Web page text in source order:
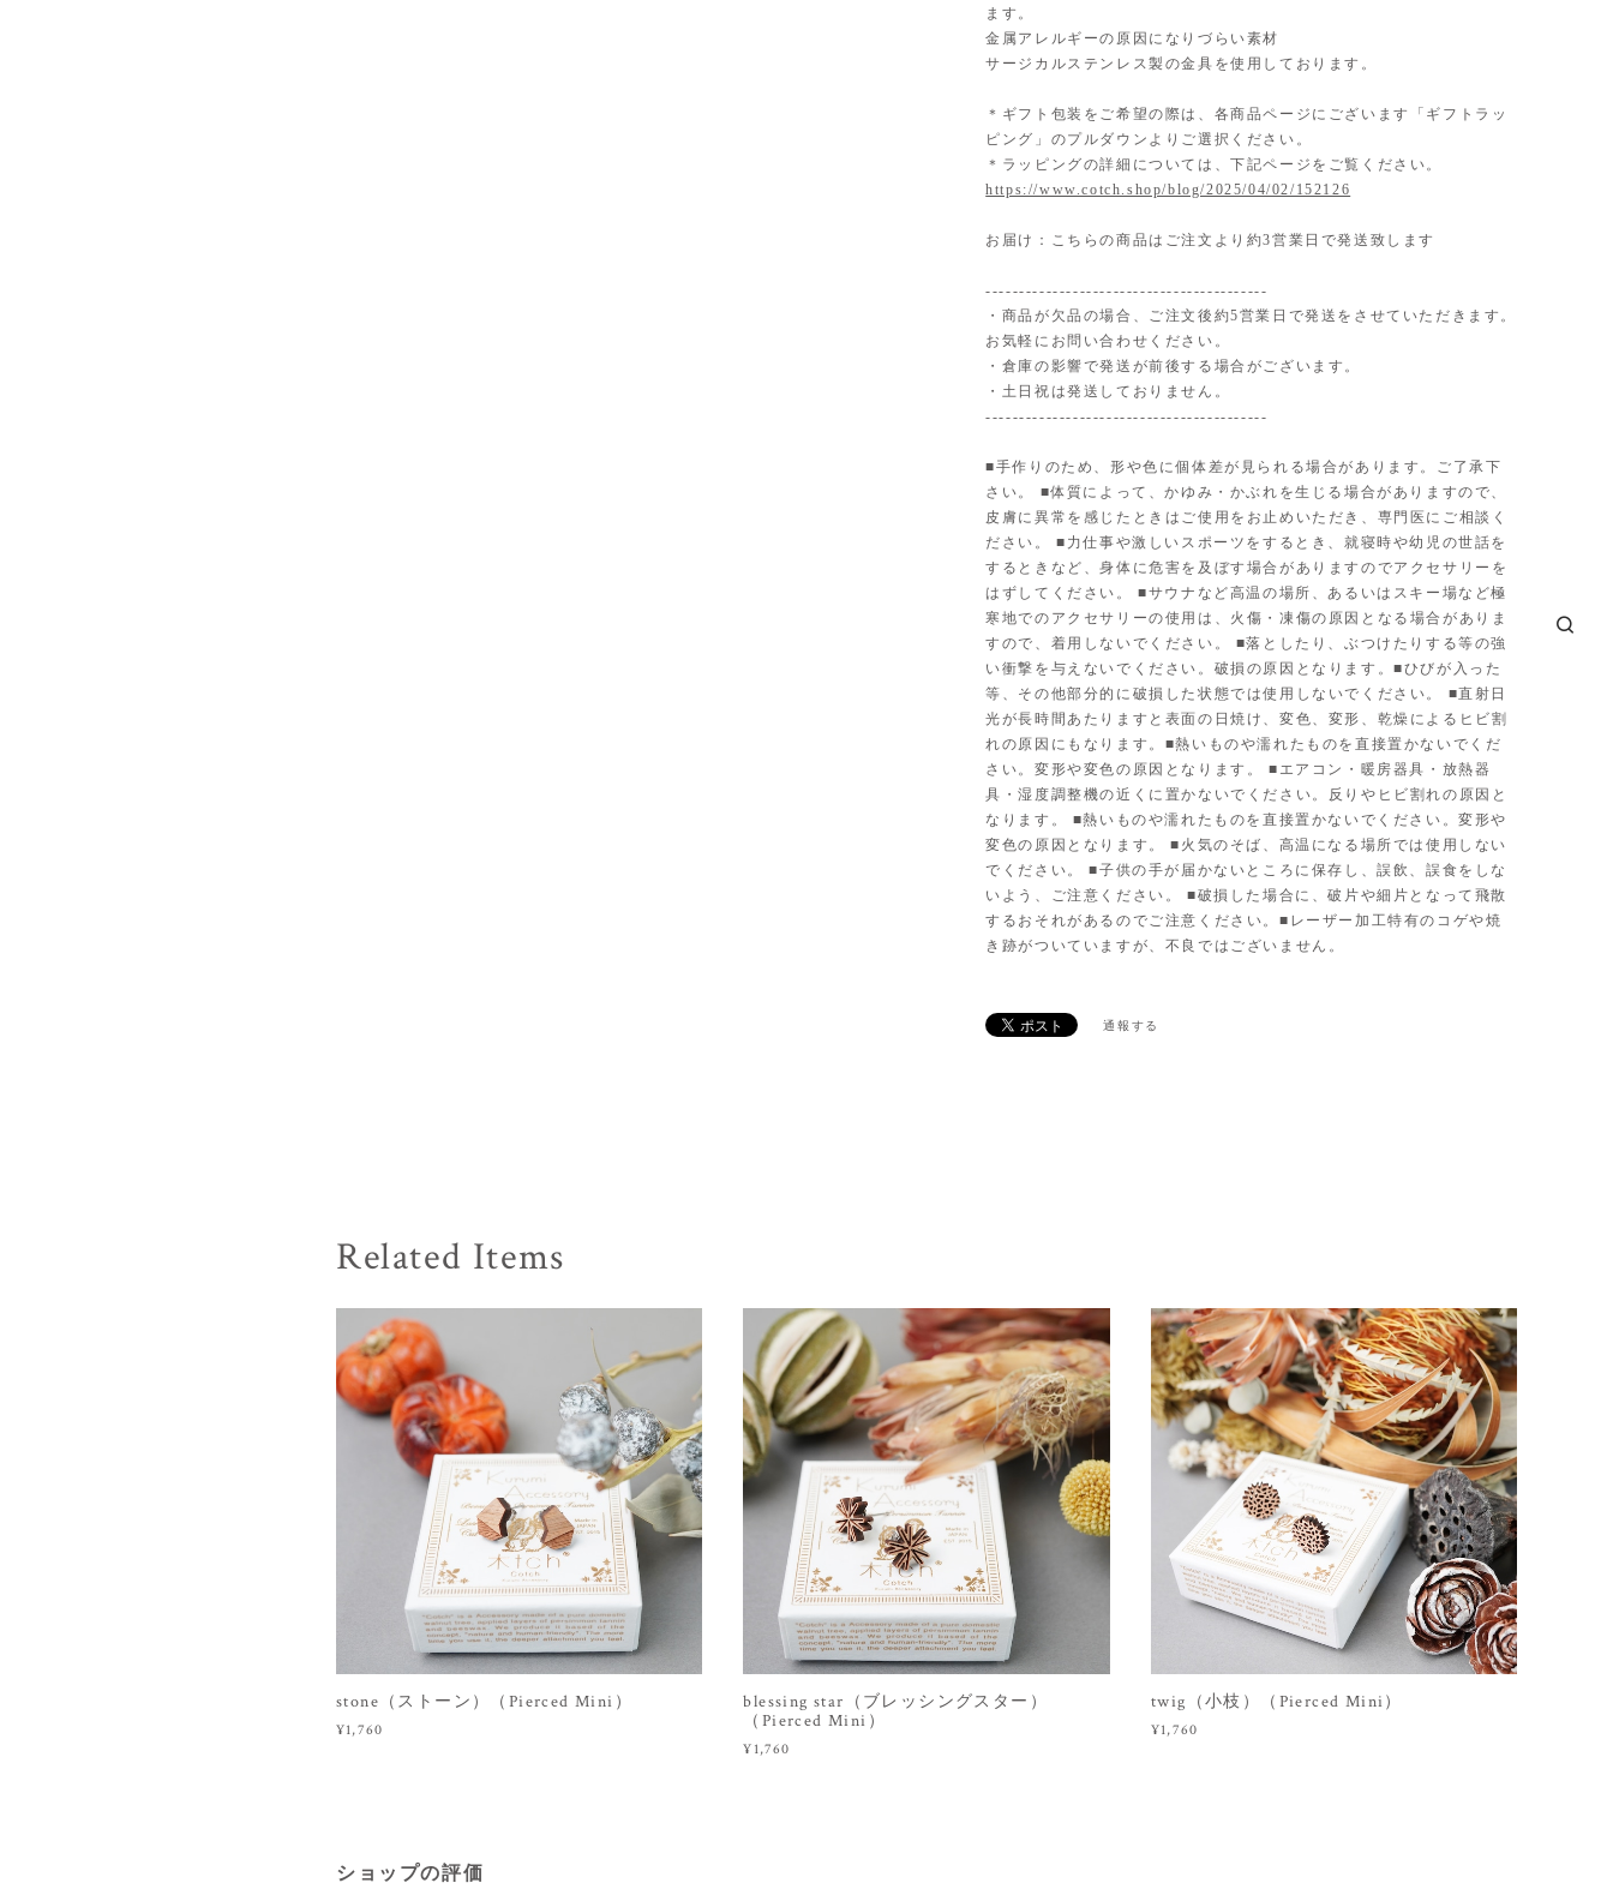
ます。
金属アレルギーの原因になりづらい素材
サージカルステンレス製の金具を使用しております。
＊ギフト包装をご希望の際は、各商品ページにございます「ギフトラッ
ピング」のプルダウンよりご選択ください。
＊ラッピングの詳細については、下記ページをご覧ください。
https://www.cotch.shop/blog/2025/04/02/152126
お届け：こちらの商品はご注文より約3営業日で発送致します
------------------------------------------
・商品が欠品の場合、ご注文後約5営業日で発送をさせていただきます。
お気軽にお問い合わせください。
・倉庫の影響で発送が前後する場合がございます。
・土日祝は発送しておりません。
------------------------------------------
■手作りのため、形や色に個体差が見られる場合があります。ご了承下
さい。 ■体質によって、かゆみ・かぶれを生じる場合がありますので、
皮膚に異常を感じたときはご使用をお止めいただき、専門医にご相談く
ださい。 ■力仕事や激しいスポーツをするとき、就寝時や幼児の世話を
するときなど、身体に危害を及ぼす場合がありますのでアクセサリーを
はずしてください。 ■サウナなど高温の場所、あるいはスキー場など極
寒地でのアクセサリーの使用は、火傷・凍傷の原因となる場合がありま
すので、着用しないでください。 ■落としたり、ぶつけたりする等の強
い衝撃を与えないでください。破損の原因となります。■ひびが入った
等、その他部分的に破損した状態では使用しないでください。 ■直射日
光が長時間あたりますと表面の日焼け、変色、変形、乾燥によるヒビ割
れの原因にもなります。■熱いものや濡れたものを直接置かないでくだ
さい。変形や変色の原因となります。 ■エアコン・暖房器具・放熱器
具・湿度調整機の近くに置かないでください。反りやヒビ割れの原因と
なります。 ■熱いものや濡れたものを直接置かないでください。変形や
変色の原因となります。 ■火気のそば、高温になる場所では使用しない
でください。 ■子供の手が届かないところに保存し、誤飲、誤食をしな
いよう、ご注意ください。 ■破損した場合に、破片や細片となって飛散
するおそれがあるのでご注意ください。■レーザー加工特有のコゲや焼
き跡がついていますが、不良ではございません。
通報する
Related Items
stone（ストーン）（Pierced Mini）
¥1,760
blessing star（ブレッシングスター）
（Pierced Mini）
¥1,760
twig（小枝）（Pierced Mini）
¥1,760
ショップの評価